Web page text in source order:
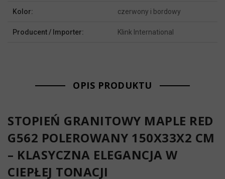
Kolor: czerwony i bordowy
Producent / Importer: Klink International
OPIS PRODUKTU
STOPIEŃ GRANITOWY MAPLE RED
G562 POLEROWANY 150X33X2 CM
– KLASYCZNA ELEGANCJA W
CIEPŁEJ TONACJI